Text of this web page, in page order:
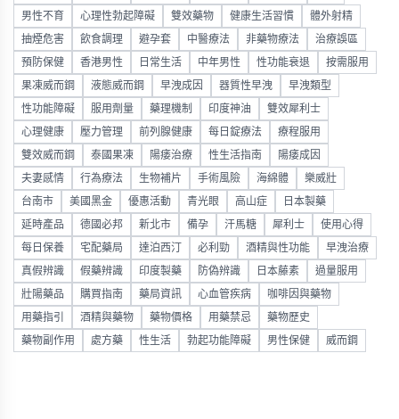
男性不育 心理性勃起障礙 雙效藥物 健康生活習慣 體外射精
抽煙危害 飲食調理 避孕套 中醫療法 非藥物療法 治療誤區
預防保健 香港男性 日常生活 中年男性 性功能衰退 按需服用
果凍威而鋼 液態威而鋼 早洩成因 器質性早洩 早洩類型
性功能障礙 服用劑量 藥理機制 印度神油 雙效犀利士
心理健康 壓力管理 前列腺健康 每日錠療法 療程服用
雙效威而鋼 泰國果凍 陽痿治療 性生活指南 陽痿成因
夫妻感情 行為療法 生物補片 手術風險 海綿體 樂威壯
台南市 美國黑金 優惠活動 青光眼 高山症 日本製藥
延時產品 德國必邦 新北市 備孕 汗馬糖 犀利士 使用心得
每日保養 宅配藥局 達泊西汀 必利勁 酒精與性功能 早洩治療
真假辨識 假藥辨識 印度製藥 防偽辨識 日本藤素 過量服用
壯陽藥品 購買指南 藥局資訊 心血管疾病 咖啡因與藥物
用藥指引 酒精與藥物 藥物價格 用藥禁忌 藥物歷史
藥物副作用 處方藥 性生活 勃起功能障礙 男性保健 威而鋼